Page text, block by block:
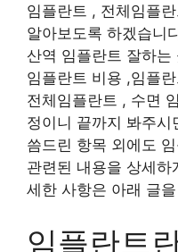
임플란트 , 전체임플
알아보도록 하겠습니
산역 임플란트 잘하는
임플란트 비용 ,임플
전체임플란트 , 수면
정이니 끝까지 봐주
씀드린 항목 외에도
관련된 내용을 상세
세한 사항은 아래 글
임플란트